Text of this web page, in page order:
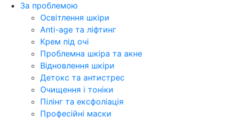
За проблемою
Освітлення шкіри
Anti-age та ліфтинг
Крем під очі
Проблемна шкіра та акне
Відновлення шкіри
Детокс та антистрес
Очищення і тоніки
Пілінг та ексфоліація
Професійні маски